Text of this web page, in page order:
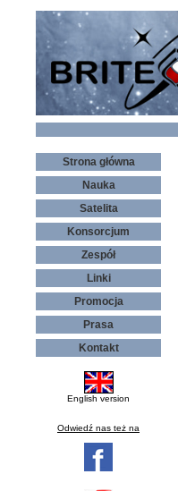
Strona główna
Nauka
Satelita
Konsorcjum
Zespół
Linki
Promocja
Prasa
Kontakt
English version
Odwiedź nas też na